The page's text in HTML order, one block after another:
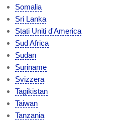
Somalia
Sri Lanka
Stati Uniti d'America
Sud Africa
Sudan
Suriname
Svizzera
Tagikistan
Taiwan
Tanzania